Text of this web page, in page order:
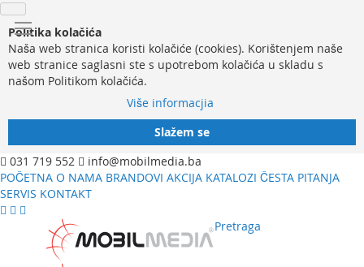
Politika kolačića
Naša web stranica koristi kolačiće (cookies). Korištenjem naše
web stranice saglasni ste s upotrebom kolačića u skladu s
našom Politikom kolačića.
Više informacjia
Slažem se
031 719 552
info@mobilmedia.ba
POČETNA O NAMA BRANDOVI AKCIJA KATALOZI ČESTA PITANJA
SERVIS KONTAKT
Pretraga